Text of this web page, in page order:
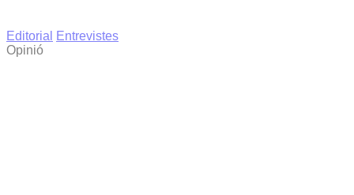
Editorial
Entrevistes
Opinió